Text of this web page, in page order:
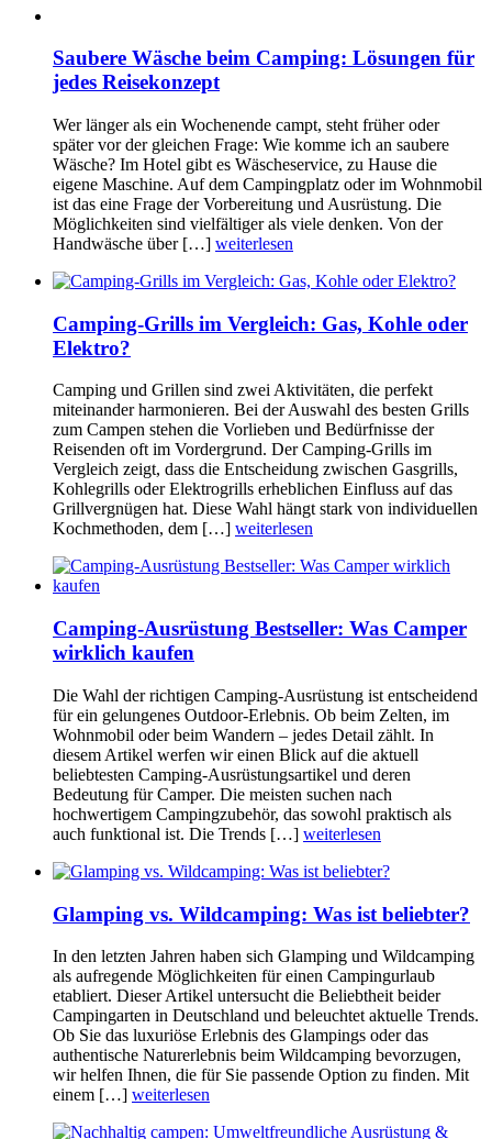
Saubere Wäsche beim Camping: Lösungen für
jedes Reisekonzept
Wer länger als ein Wochenende campt, steht früher oder
später vor der gleichen Frage: Wie komme ich an saubere
Wäsche? Im Hotel gibt es Wäscheservice, zu Hause die
eigene Maschine. Auf dem Campingplatz oder im Wohnmobil
ist das eine Frage der Vorbereitung und Ausrüstung. Die
Möglichkeiten sind vielfältiger als viele denken. Von der
Handwäsche über […] weiterlesen
Camping-Grills im Vergleich: Gas, Kohle oder
Elektro?
Camping und Grillen sind zwei Aktivitäten, die perfekt
miteinander harmonieren. Bei der Auswahl des besten Grills
zum Campen stehen die Vorlieben und Bedürfnisse der
Reisenden oft im Vordergrund. Der Camping-Grills im
Vergleich zeigt, dass die Entscheidung zwischen Gasgrills,
Kohlegrills oder Elektrogrills erheblichen Einfluss auf das
Grillvergnügen hat. Diese Wahl hängt stark von individuellen
Kochmethoden, dem […] weiterlesen
Camping-Ausrüstung Bestseller: Was Camper
wirklich kaufen
Die Wahl der richtigen Camping-Ausrüstung ist entscheidend
für ein gelungenes Outdoor-Erlebnis. Ob beim Zelten, im
Wohnmobil oder beim Wandern – jedes Detail zählt. In
diesem Artikel werfen wir einen Blick auf die aktuell
beliebtesten Camping-Ausrüstungsartikel und deren
Bedeutung für Camper. Die meisten suchen nach
hochwertigem Campingzubehör, das sowohl praktisch als
auch funktional ist. Die Trends […] weiterlesen
Glamping vs. Wildcamping: Was ist beliebter?
In den letzten Jahren haben sich Glamping und Wildcamping
als aufregende Möglichkeiten für einen Campingurlaub
etabliert. Dieser Artikel untersucht die Beliebtheit beider
Campingarten in Deutschland und beleuchtet aktuelle Trends.
Ob Sie das luxuriöse Erlebnis des Glampings oder das
authentische Naturerlebnis beim Wildcamping bevorzugen,
wir helfen Ihnen, die für Sie passende Option zu finden. Mit
einem […] weiterlesen